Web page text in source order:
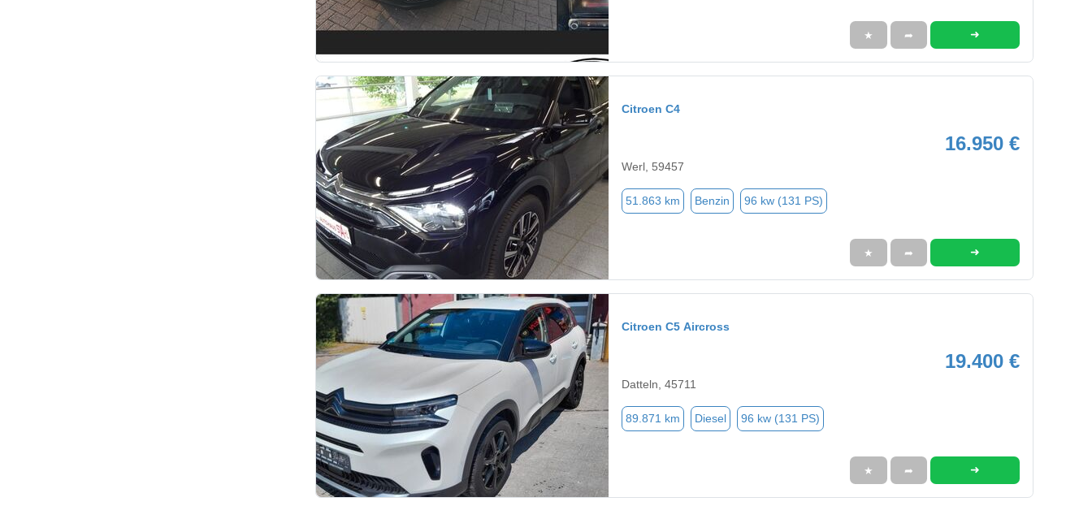
★ ➦ ➜
Citroen C4
16.950 €
Werl, 59457
51.863 km Benzin 96 kw (131 PS)
★ ➦ ➜
Citroen C5 Aircross
19.400 €
Datteln, 45711
89.871 km Diesel 96 kw (131 PS)
★ ➦ ➜